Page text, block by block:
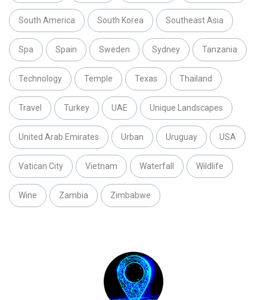
South America South Korea Southeast Asia
Spa Spain Sweden Sydney Tanzania
Technology Temple Texas Thailand
Travel Turkey UAE Unique Landscapes
United Arab Emirates Urban Uruguay USA
Vatican City Vietnam Waterfall Wildlife
Wine Zambia Zimbabwe